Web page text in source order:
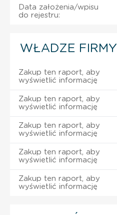
Data założenia/wpisu
do rejestru:
WŁADZE FIRMY
Zakup ten raport, aby
wyświetlić informację
Zakup ten raport, aby
wyświetlić informację
Zakup ten raport, aby
wyświetlić informację
Zakup ten raport, aby
wyświetlić informację
Zakup ten raport, aby
wyświetlić informację